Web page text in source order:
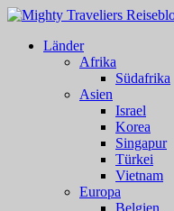
Länder
Afrika
Südafrika
Asien
Israel
Korea
Singapur
Türkei
Vietnam
Europa
Belgien